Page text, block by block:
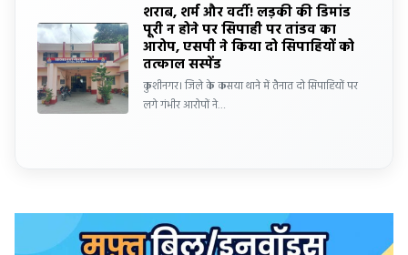
शराब, शर्म और वर्दी! लड़की की डिमांड
पूरी न होने पर सिपाही पर तांडव का
आरोप, एसपी ने किया दो सिपाहियों को
तत्काल सस्पेंड
कुशीनगर। जिले के कसया थाने में तैनात दो सिपाहियों पर
लगे गंभीर आरोपों ने…